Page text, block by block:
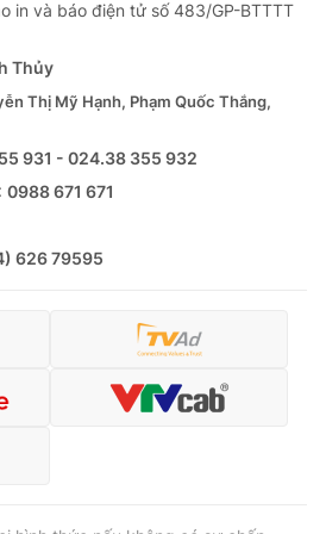
Podcast
Infographic
Shorts video
VTV Thể thao
in và báo điện tử số 483/GP-BTTTT
Thủy
Thị Mỹ Hạnh, Phạm Quốc Thắng,
931 - 024.38 355 932
0988 671 671
626 79595